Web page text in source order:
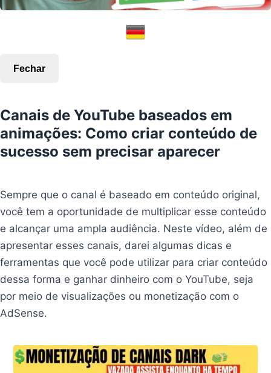
Fechar
Canais de YouTube baseados em
animações: Como criar conteúdo de
sucesso sem precisar aparecer
Sempre que o canal é baseado em conteúdo original,
você tem a oportunidade de multiplicar esse conteúdo
e alcançar uma ampla audiência. Neste vídeo, além de
apresentar esses canais, darei algumas dicas e
ferramentas que você pode utilizar para criar conteúdo
dessa forma e ganhar dinheiro com o YouTube, seja
por meio de visualizações ou monetização com o
AdSense.